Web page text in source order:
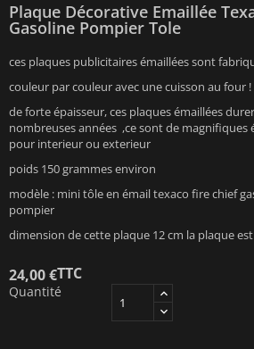
Plaque Décorative Emaillée
Gasoline Pompier Tole
ces plaques publicitaires émaillées sont
couleur par couleur avec une cuisson au four !
de forte épaisseur, ces plaques émaillées
nombreuses années ,ce sont de magnifiques
pour interieur ou exterieur
poids 150 grammes environ
modèle : mini tôle en émail texaco fire chief
pompier
dimension de cette plaque 12 cm la plaque
24,00 €TTC
Quantité